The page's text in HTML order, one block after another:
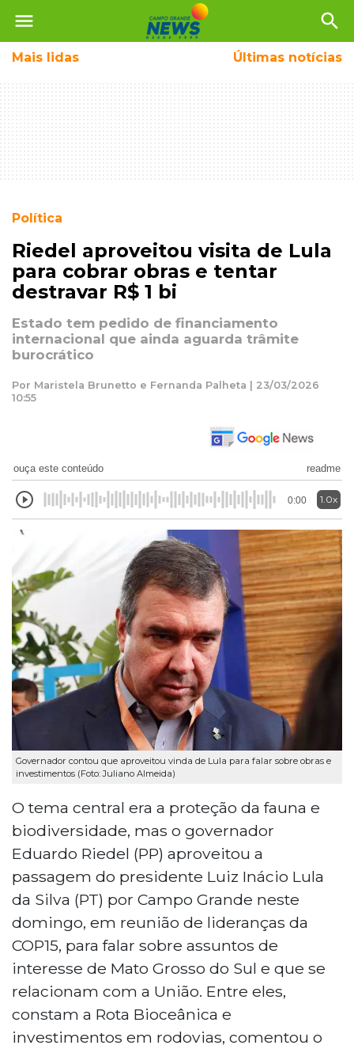
menu search
Mais lidas Últimas notícias
Política
Riedel aproveitou visita de Lula
para cobrar obras e tentar
destravar R$ 1 bi
Estado tem pedido de financiamento
internacional que ainda aguarda trâmite
burocrático
Por Maristela Brunetto e Fernanda Palheta | 23/03/2026
10:55
ouça este conteúdo readme
0:00 1.0x
Governador contou que aproveitou vinda de Lula para falar sobre obras e
investimentos (Foto: Juliano Almeida)
O tema central era a proteção da fauna e
biodiversidade, mas o governador
Eduardo Riedel (PP) aproveitou a
passagem do presidente Luiz Inácio Lula
da Silva (PT) por Campo Grande neste
domingo, em reunião de lideranças da
COP15, para falar sobre assuntos de
interesse de Mato Grosso do Sul e que se
relacionam com a União. Entre eles,
constam a Rota Bioceânica e
investimentos em rodovias, comentou o